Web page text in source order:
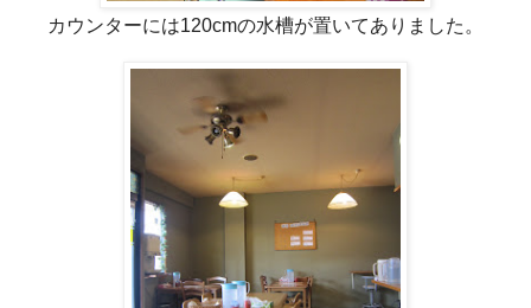
カウンターには120cmの水槽が置いてありました。